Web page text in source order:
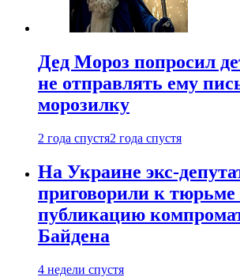
Дед Мороз попросил
не отправлять ему
морозилку
2 года спустя2 года спустя
На Украине экс-
приговорили к тюрьме
публикацию
Байдена
4 недели спустя